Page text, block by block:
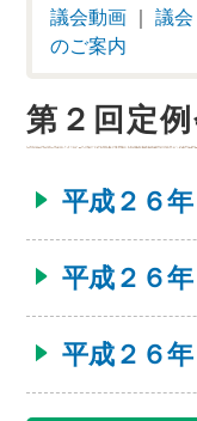
議会動画 ｜議会
のご案内
第２回定
平成２６
平成２６
平成２６